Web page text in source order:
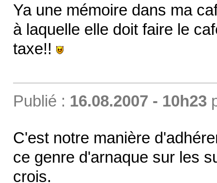
Ya une mémoire dans ma
à laquelle elle doit faire le
taxe!!
Publié : 16.08.2007 - 10h23
C'est notre manière
ce genre d'arnaque sur les
crois.